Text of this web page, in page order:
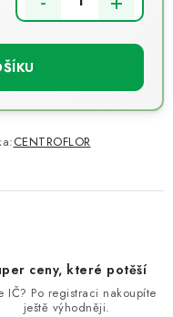
CENTROFLOR
ceny, které potěší
IČ? Po registraci nakoupíte
ještě výhodněji.